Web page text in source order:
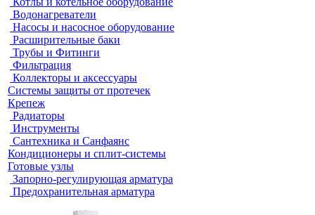
Водонагреватели
Насосы и насосное оборудование
Расширительные баки
Трубы и Фитинги
Фильтрация
Коллекторы и аксессуары
Системы защиты от протечек
Крепеж
Радиаторы
Инструменты
Сантехника и Санфаянс
Кондиционеры и сплит-системы
Готовые узлы
Запорно-регулирующая арматура
Предохранительная арматура